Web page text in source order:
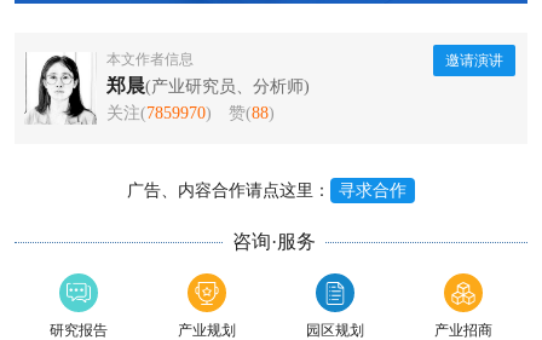
本文作者信息
郑晨(产业研究员、分析师)
关注(7859970) 赞(88)
邀请演讲
广告、内容合作请点这里： 寻求合作
咨询·服务
研究报告 产业规划 园区规划 产业招商